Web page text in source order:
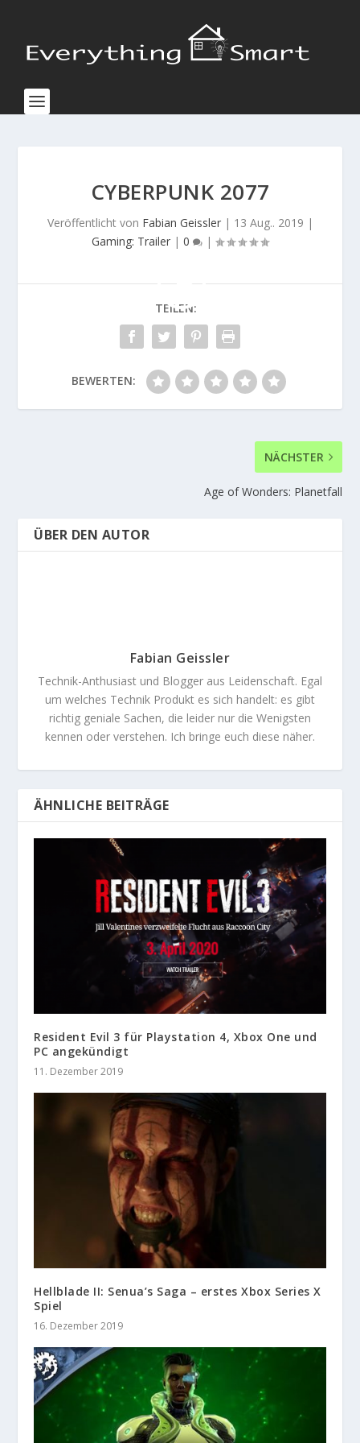
CYBERPUNK 2077
Veröffentlicht von Fabian Geissler| 13 Aug.. 2019 |
Gaming: Trailer | 0 |
TEILEN:
BEWERTEN:
NÄCHSTER
Age of Wonders: Planetfall
ÜBER DEN AUTOR
Fabian Geissler
Technik-Anthusiast und Blogger aus Leidenschaft. Egal
um welches Technik Produkt es sich handelt: es gibt
richtig geniale Sachen, die leider nur die Wenigsten
kennen oder verstehen. Ich bringe euch diese näher.
ÄHNLICHE BEITRÄGE
Resident Evil 3 für Playstation 4, Xbox One und
PC angekündigt
11. Dezember 2019
Hellblade II: Senua’s Saga – erstes Xbox Series X
Spiel
16. Dezember 2019